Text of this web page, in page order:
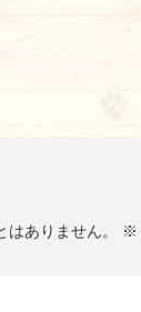
ありません。 ※